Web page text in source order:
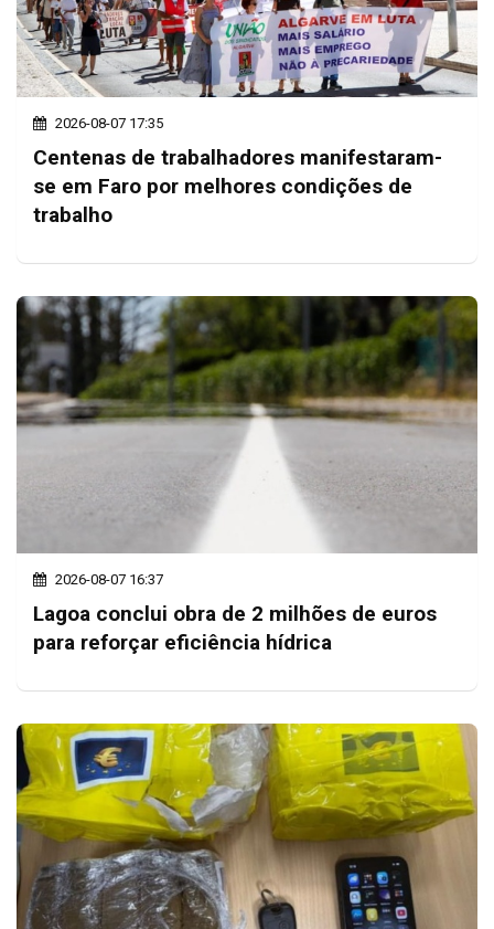
2026-08-07 17:35
Centenas de trabalhadores manifestaram-
se em Faro por melhores condições de
trabalho
2026-08-07 16:37
Lagoa conclui obra de 2 milhões de euros
para reforçar eficiência hídrica